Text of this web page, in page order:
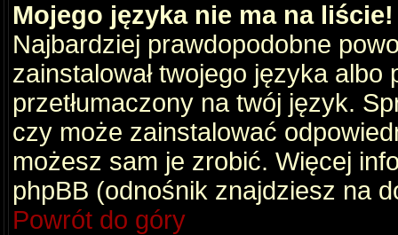
Mojego języka nie ma na liście!
Najbardziej prawdopodobne
zainstalował twojego języka albo
przetłumaczony na twój język.
czy może zainstalować
możesz sam je zrobić. Więcej
phpBB (odnośnik znajdziesz na
Powrót do góry